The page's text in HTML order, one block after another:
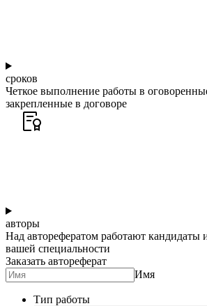
сроков
Четкое выполнение работы в
закрепленные в договоре
авторы
Над авторефератом работают кандидаты
вашей специальности
Заказать автореферат
Имя
Тип работы